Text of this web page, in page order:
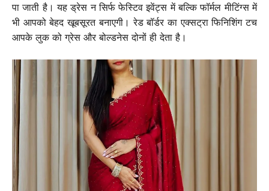
पा जाती है। यह ड्रेस न सिर्फ फेस्टिव इवेंट्स में बल्कि फॉर्मल मीटिंग्स में
भी आपको बेहद खूबसूरत बनाएगी। रेड बॉर्डर का एक्सट्रा फिनिशिंग टच
आपके लुक को ग्रेस और बोल्डनेस दोनों ही देता है।